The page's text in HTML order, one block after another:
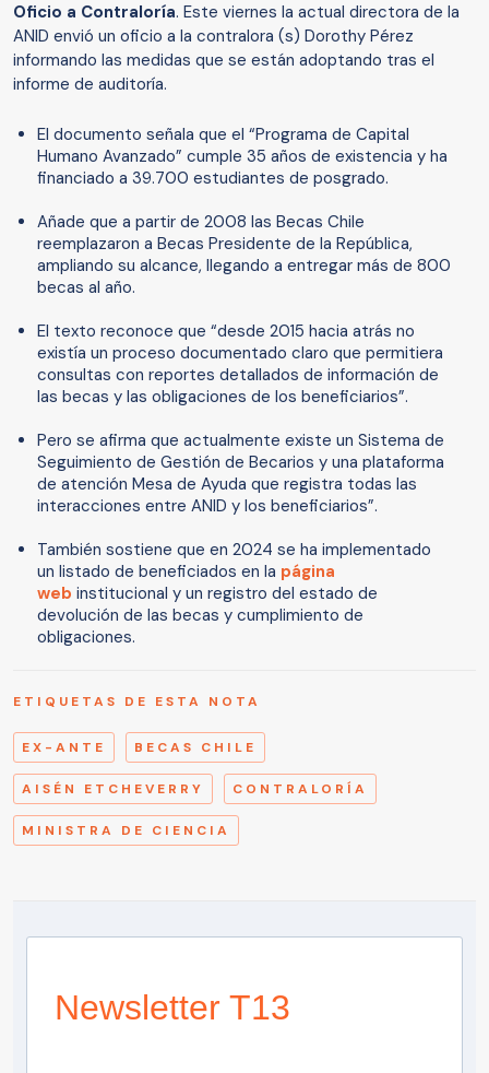
Oficio a Contraloría. Este viernes la actual directora de la
ANID envió un oficio a la contralora (s) Dorothy Pérez
informando las medidas que se están adoptando tras el
informe de auditoría.
El documento señala que el “Programa de Capital
Humano Avanzado” cumple 35 años de existencia y ha
financiado a 39.700 estudiantes de posgrado.
Añade que a partir de 2008 las Becas Chile
reemplazaron a Becas Presidente de la República,
ampliando su alcance, llegando a entregar más de 800
becas al año.
El texto reconoce que “desde 2015 hacia atrás no
existía un proceso documentado claro que permitiera
consultas con reportes detallados de información de
las becas y las obligaciones de los beneficiarios”.
Pero se afirma que actualmente existe un Sistema de
Seguimiento de Gestión de Becarios y una plataforma
de atención Mesa de Ayuda que registra todas las
interacciones entre ANID y los beneficiarios”.
También sostiene que en 2024 se ha implementado
un listado de beneficiados en la página
web institucional y un registro del estado de
devolución de las becas y cumplimiento de
obligaciones.
ETIQUETAS DE ESTA NOTA
EX-ANTE BECAS CHILE
AISÉN ETCHEVERRY CONTRALORÍA
MINISTRA DE CIENCIA
Newsletter T13